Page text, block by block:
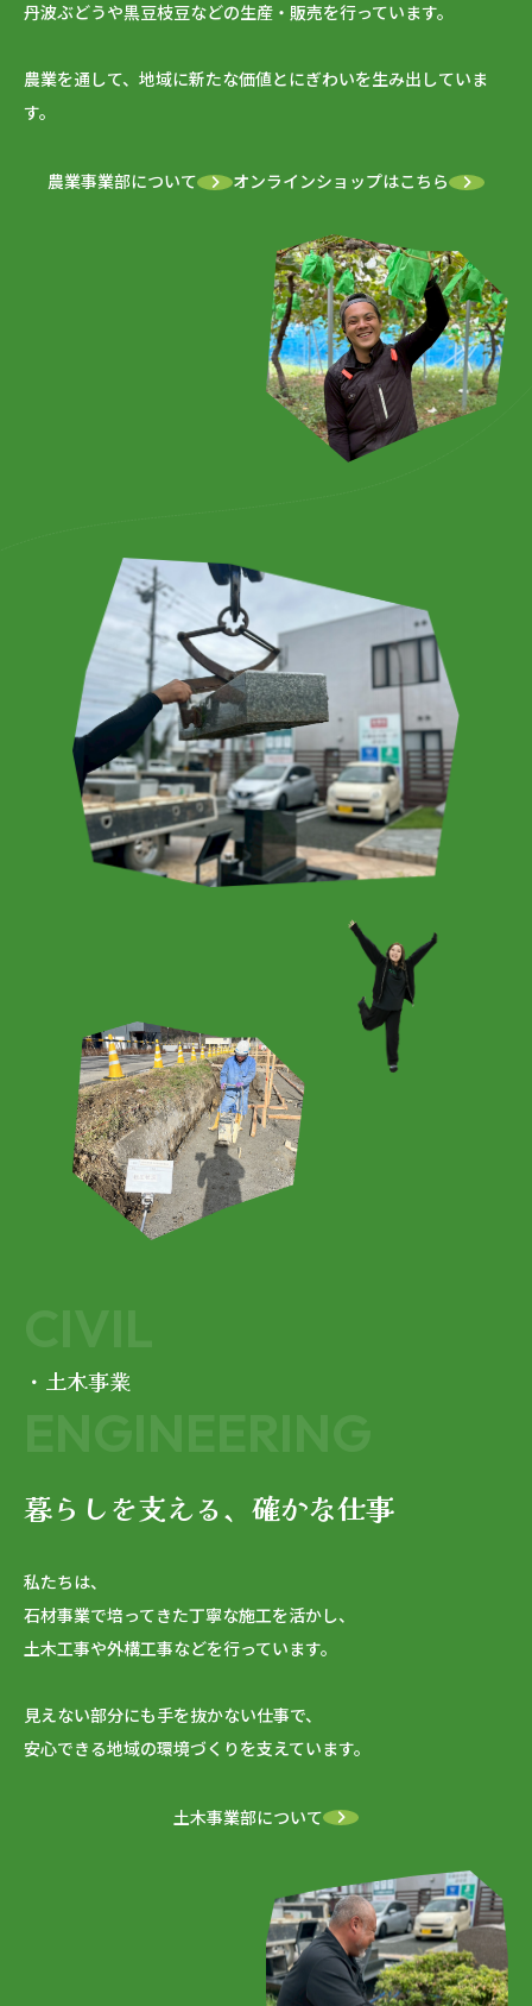
丹波ぶどうや黒豆枝豆などの生産・販売を行っています。
農業を通して、地域に新たな価値とにぎわいを生み出していま
す。
農業事業部について オンラインショップはこちら
・土木事業
暮らしを支える、確かな仕事
私たちは、
石材事業で培ってきた丁寧な施工を活かし、
土木工事や外構工事などを行っています。
見えない部分にも手を抜かない仕事で、
安心できる地域の環境づくりを支えています。
土木事業部について